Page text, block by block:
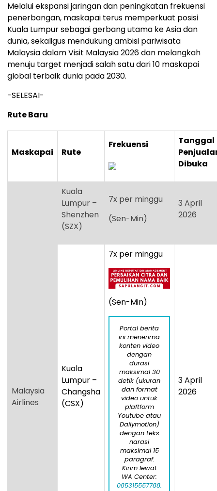
Melalui ekspansi jaringan dan peningkatan frekuensi
penerbangan, maskapai terus memperkuat posisi
Kuala Lumpur sebagai gerbang utama ke Asia dan
dunia, sekaligus mendukung ambisi pariwisata
Malaysia dalam Visit Malaysia 2026 dan melangkah
menuju target menjadi salah satu dari 10 maskapai
global terbaik dunia pada 2030.
-SELESAI-
Rute Baru
Maskapai Rute
Frekuensi
Tanggal
Dibuka
Malaysia
Airlines
Kuala
Lumpur –
Shenzhen
(SZX)
7x per minggu
(Sen-Min)
3 April
2026
Kuala
Lumpur –
Changsha
(CSX)
7x per minggu
(Sen-Min)
Portal berita
ini menerima
konten video
dengan
durasi
maksimal 30
detik (ukuran
dan format
video untuk
plaftform
Youtube atau
Dailymotion)
dengan teks
narasi
maksimal 15
paragraf.
Kirim lewat
WA Center:
085315557788.
3 April
2026